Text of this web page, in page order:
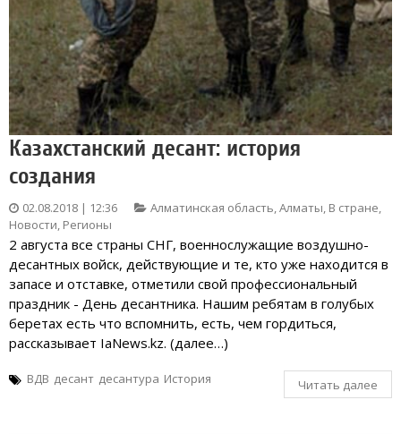
Казахстанский десант: история
создания
02.08.2018 | 12:36 Алматинская область,Алматы, В стране,
Новости, Регионы
2 августа все страны СНГ, военнослужащие воздушно-
десантных войск, действующие и те, кто уже находится в
запасе и отставке, отметили свой профессиональный
праздник - День десантника. Нашим ребятам в голубых
беретах есть что вспомнить, есть, чем гордиться,
рассказывает IaNews.kz. (далее…)
ВДВ десант десантура История Читать далее